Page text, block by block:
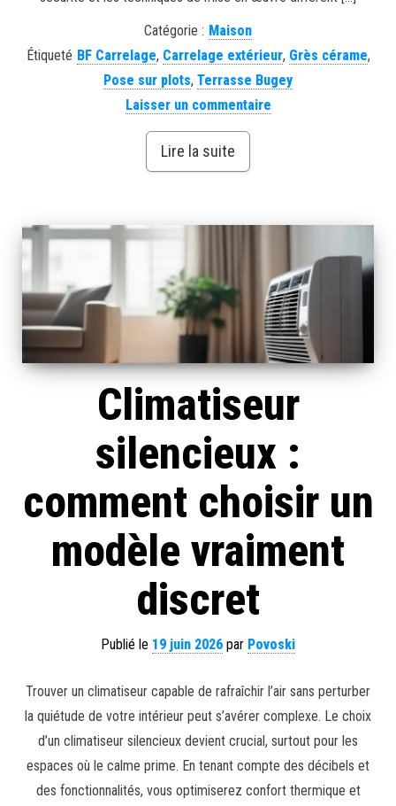
Catégorie : Maison
Étiqueté BF Carrelage, Carrelage extérieur, Grès cérame,
Pose sur plots, Terrasse Bugey
Laisser un commentaire
Lire la suite
Climatiseur
silencieux :
comment choisir un
modèle vraiment
discret
Publié le 19 juin 2026 par Povoski
Trouver un climatiseur capable de rafraîchir l’air sans perturber
la quiétude de votre intérieur peut s’avérer complexe. Le choix
d’un climatiseur silencieux devient crucial, surtout pour les
espaces où le calme prime. En tenant compte des décibels et
des fonctionnalités, vous optimiserez confort thermique et